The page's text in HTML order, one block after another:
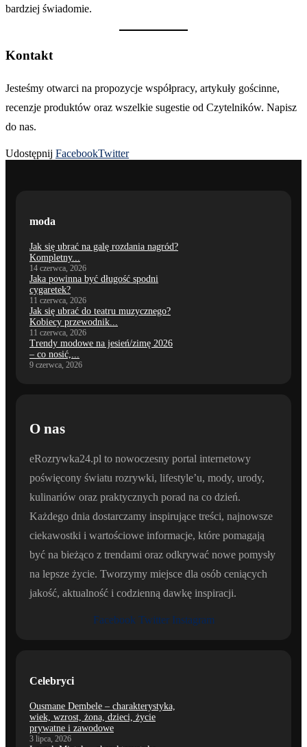
bardziej świadomie.
Kontakt
Jesteśmy otwarci na propozycje współpracy, artykuły gościnne,
recenzje produktów oraz wszelkie sugestie od Czytelników. Napisz
do nas.
Udostępnij FacebookTwitter
moda
Jak się ubrać na galę rozdania nagród?
Kompletny...
14 czerwca, 2026
Jaka powinna być długość spodni
cygaretek?
11 czerwca, 2026
Jak się ubrać do teatru muzycznego?
Kobiecy przewodnik...
11 czerwca, 2026
Trendy modowe na jesień/zimę 2026
– co nosić,...
9 czerwca, 2026
O nas
eRozrywka24.pl to nowoczesny portal internetowy
poświęcony światu rozrywki, lifestyle’u, mody, urody,
kulinariów oraz praktycznych porad na co dzień.
Każdego dnia dostarczamy inspirujące treści, najnowsze
ciekawostki i wartościowe informacje, które pomagają
być na bieżąco z trendami oraz odkrywać nowe pomysły
na lepsze życie. Tworzymy miejsce dla osób ceniących
jakość, aktualność i codzienną dawkę inspiracji.
Facebook Twitter Instagram
Celebryci
Ousmane Dembele – charakterystyka,
wiek, wzrost, żona, dzieci, życie
prywatne i zawodowe
3 lipca, 2026